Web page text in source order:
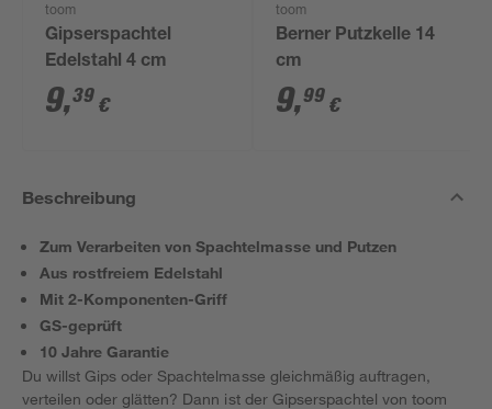
toom
Gipserspachtel
Edelstahl 4 cm
9,39 €
toom
Berner Putzkelle 14
cm
9,99 €
Beschreibung
Zum Verarbeiten von Spachtelmasse und Putzen
Aus rostfreiem Edelstahl
Mit 2-Komponenten-Griff
GS-geprüft
10 Jahre Garantie
Du willst Gips oder Spachtelmasse gleichmäßig auftragen,
verteilen oder glätten? Dann ist der Gipserspachtel von toom